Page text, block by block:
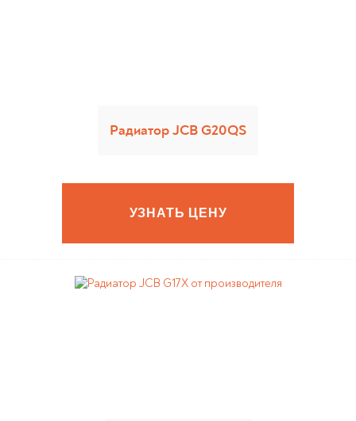
Радиатор JCB G20QS
УЗНАТЬ ЦЕНУ